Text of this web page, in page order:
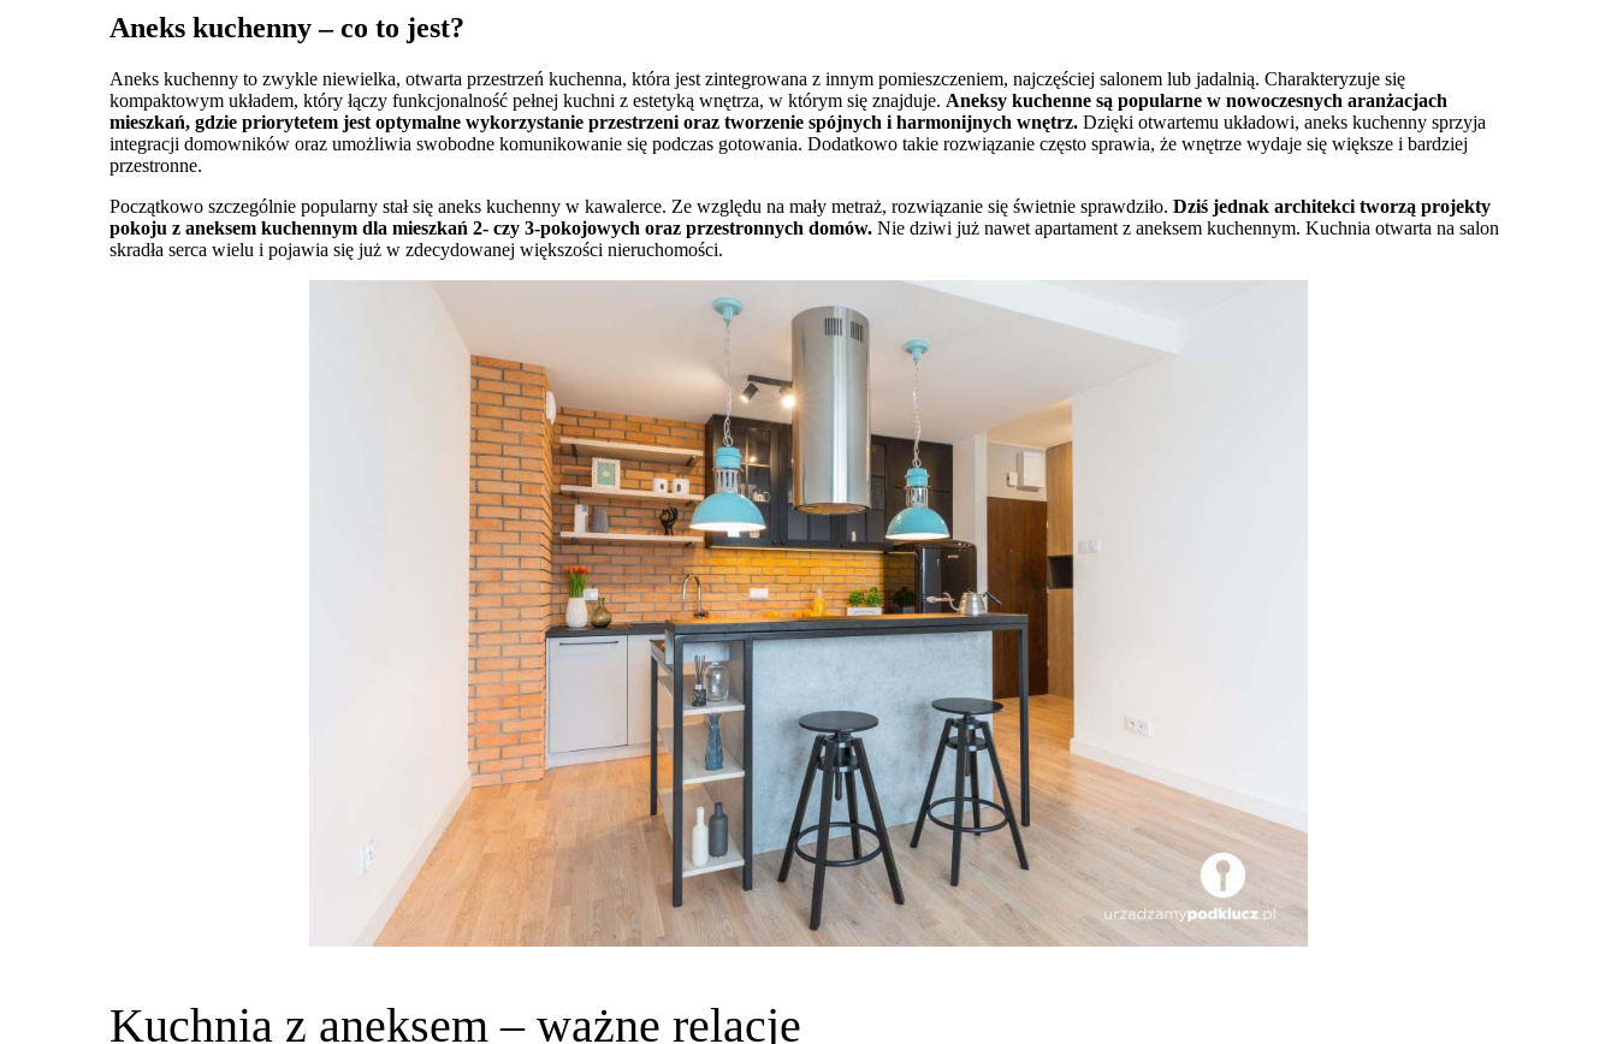
Aneks kuchenny – co to jest?
Aneks kuchenny to zwykle niewielka, otwarta przestrzeń kuchenna, która jest zintegrowana z innym pomieszczeniem, najczęściej salonem lub jadalnią. Charakteryzuje się
kompaktowym układem, który łączy funkcjonalność pełnej kuchni z estetyką wnętrza, w którym się znajduje. Aneksy kuchenne są popularne w nowoczesnych aranżacjach
mieszkań, gdzie priorytetem jest optymalne wykorzystanie przestrzeni oraz tworzenie spójnych i harmonijnych wnętrz. Dzięki otwartemu układowi, aneks kuchenny sprzyja
integracji domowników oraz umożliwia swobodne komunikowanie się podczas gotowania. Dodatkowo takie rozwiązanie często sprawia, że wnętrze wydaje się większe i bardziej
przestronne.
Początkowo szczególnie popularny stał się aneks kuchenny w kawalerce. Ze względu na mały metraż, rozwiązanie się świetnie sprawdziło.Dziś jednak architekci tworzą projekty
pokoju z aneksem kuchennym dla mieszkań 2- czy 3-pokojowych oraz przestronnych domów. Nie dziwi już nawet apartament z aneksem kuchennym. Kuchnia otwarta na salon
skradła serca wielu i pojawia się już w zdecydowanej większości nieruchomości.
Kuchnia z aneksem – ważne relacje